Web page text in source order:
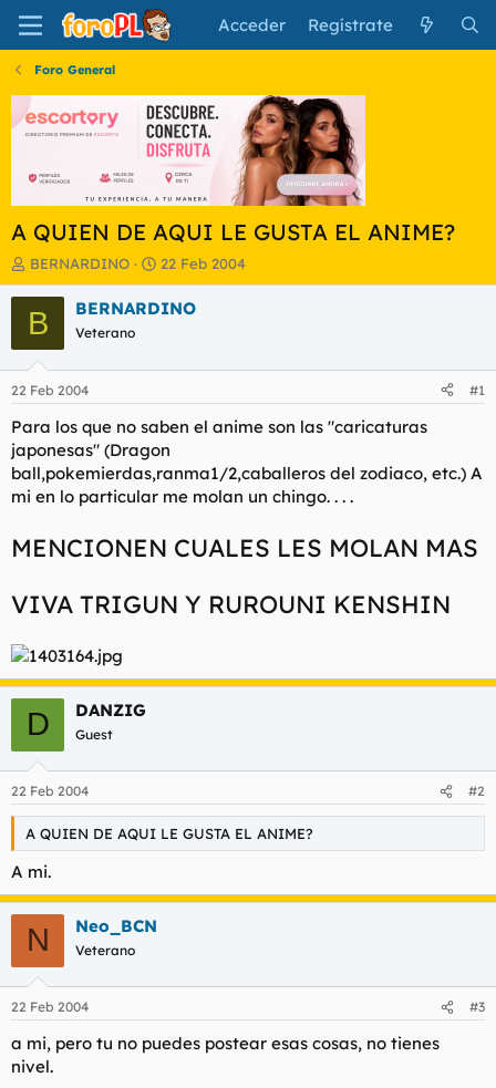
Acceder Regístrate
Foro General
A QUIEN DE AQUI LE GUSTA EL ANIME?
I
n
i
c
a
d
o
r
e
l
t
m
a
BERNARDINO
F
e
c
i
n
c
i
o
22 Feb 2004
B BERNARDINO
Veterano
22 Feb 2004 #1
Para los que no saben el anime son las "caricaturas
japonesas" (Dragon
ball,pokemierdas,ranma1/2,caballeros del zodiaco, etc.) A
mi en lo particular me molan un chingo. . . .
MENCIONEN CUALES LES MOLAN MAS
VIVA TRIGUN Y RUROUNI KENSHIN
D DANZIG
Guest
22 Feb 2004 #2
A QUIEN DE AQUI LE GUSTA EL ANIME?
A mi.
N Neo_BCN
Veterano
22 Feb 2004 #3
a mi, pero tu no puedes postear esas cosas, no tienes
nivel.